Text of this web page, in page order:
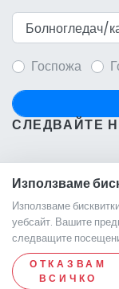
Госпожа
СЛЕДВАЙТЕ
© 2026,
Използваме
Използваме
уебсайт. Вашите
следващите
ОТКАЗВАМ
ВСИЧКО